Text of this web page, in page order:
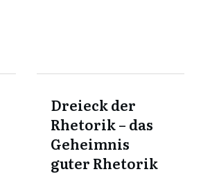
Dreieck der
Rhetorik – das
Geheimnis
guter Rhetorik